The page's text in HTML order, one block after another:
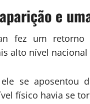
e
fez um retorno
alto nível
se aposentou
físico havia se